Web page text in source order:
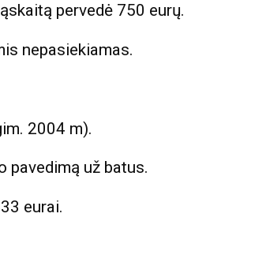
pervedė 750 eurų.
nepasiekiamas.
2004 m).
pavedimą už batus.
eurai.